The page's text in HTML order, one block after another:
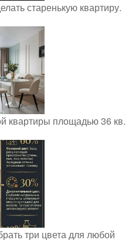
старенькую квартиру.
квартиры площадью 36 кв.
три цвета для любой